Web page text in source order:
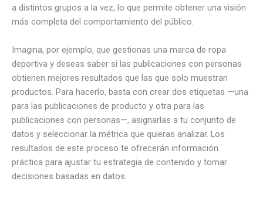
a distintos grupos a la vez, lo que permite obtener una visión
más completa del comportamiento del público.
Imagina, por ejemplo, que gestionas una marca de ropa
deportiva y deseas saber si las publicaciones con personas
obtienen mejores resultados que las que solo muestran
productos. Para hacerlo, basta con crear dos etiquetas —una
para las publicaciones de producto y otra para las
publicaciones con personas—, asignarlas a tu conjunto de
datos y seleccionar la métrica que quieras analizar. Los
resultados de este proceso te ofrecerán información
práctica para ajustar tu estrategia de contenido y tomar
decisiones basadas en datos.